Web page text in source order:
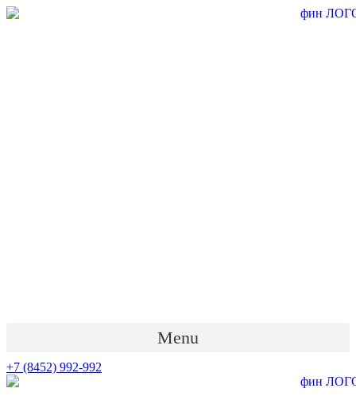
Перейти
Menu
+7 (8452) 992-992